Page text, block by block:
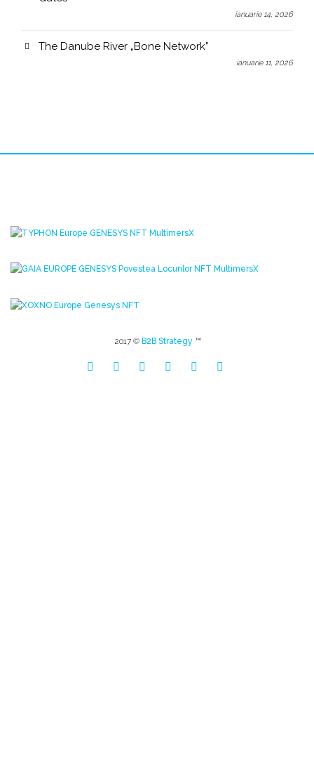
ianuarie 14, 2026
The Danube River „Bone Network”
ianuarie 11, 2026
2017 © B2B Strategy ™